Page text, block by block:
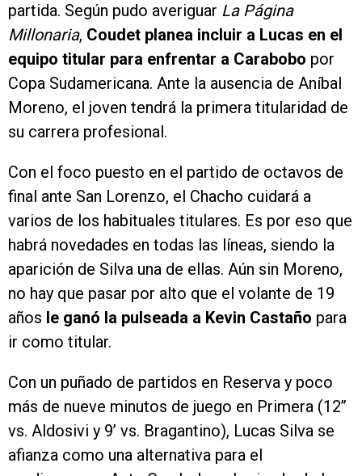
partida. Según pudo averiguar La Página
Millonaria, Coudet planea incluir a Lucas en el
equipo titular para enfrentar a Carabobo por
Copa Sudamericana. Ante la ausencia de Aníbal
Moreno, el joven tendrá la primera titularidad de
su carrera profesional.
Con el foco puesto en el partido de octavos de
final ante San Lorenzo, el Chacho cuidará a
varios de los habituales titulares. Es por eso que
habrá novedades en todas las líneas, siendo la
aparición de Silva una de ellas. Aún sin Moreno,
no hay que pasar por alto que el volante de 19
años le ganó la pulseada a Kevin Castaño para
ir como titular.
Con un puñado de partidos en Reserva y poco
más de nueve minutos de juego en Primera (12’’
vs. Aldosivi y 9’ vs. Bragantino), Lucas Silva se
afianza como una alternativa para el